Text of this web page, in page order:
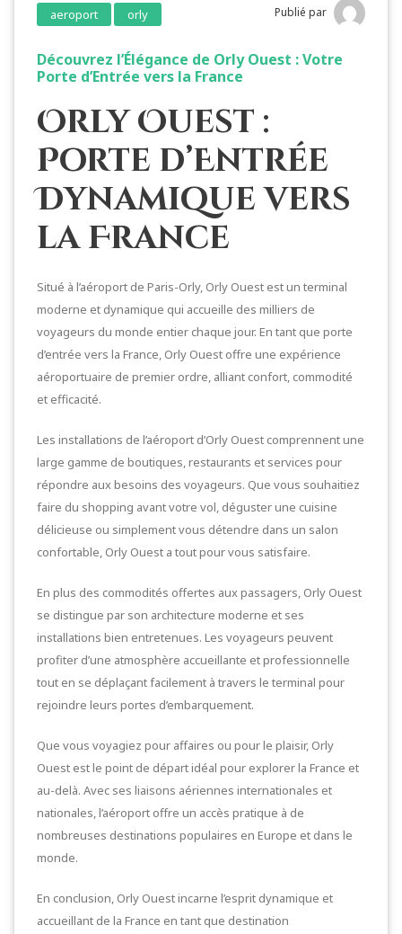
aeroport orly Publié par
Découvrez l’Élégance de Orly Ouest : Votre
Porte d’Entrée vers la France
Orly Ouest :
Porte d’Entrée
Dynamique vers
la France
Situé à l’aéroport de Paris-Orly, Orly Ouest est un terminal
moderne et dynamique qui accueille des milliers de
voyageurs du monde entier chaque jour. En tant que porte
d’entrée vers la France, Orly Ouest offre une expérience
aéroportuaire de premier ordre, alliant confort, commodité
et efficacité.
Les installations de l’aéroport d’Orly Ouest comprennent une
large gamme de boutiques, restaurants et services pour
répondre aux besoins des voyageurs. Que vous souhaitiez
faire du shopping avant votre vol, déguster une cuisine
délicieuse ou simplement vous détendre dans un salon
confortable, Orly Ouest a tout pour vous satisfaire.
En plus des commodités offertes aux passagers, Orly Ouest
se distingue par son architecture moderne et ses
installations bien entretenues. Les voyageurs peuvent
profiter d’une atmosphère accueillante et professionnelle
tout en se déplaçant facilement à travers le terminal pour
rejoindre leurs portes d’embarquement.
Que vous voyagiez pour affaires ou pour le plaisir, Orly
Ouest est le point de départ idéal pour explorer la France et
au-delà. Avec ses liaisons aériennes internationales et
nationales, l’aéroport offre un accès pratique à de
nombreuses destinations populaires en Europe et dans le
monde.
En conclusion, Orly Ouest incarne l’esprit dynamique et
accueillant de la France en tant que destination